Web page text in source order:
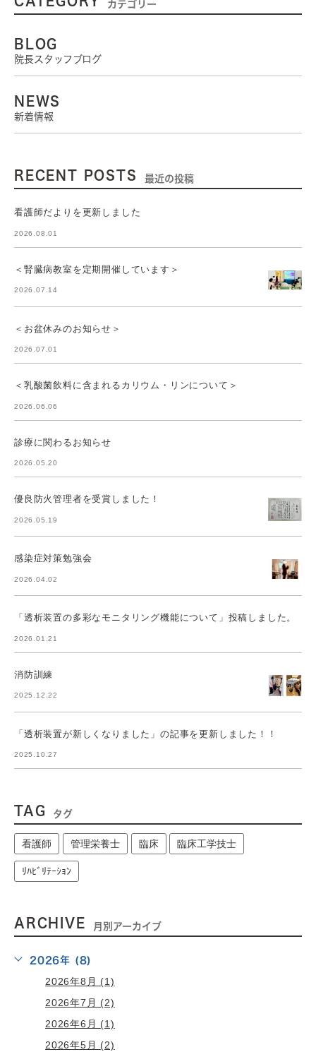
カテゴリー
BLOG
院長スタッフブログ
NEWS
新着情報
RECENT POSTS 最近の投稿
看護師だよりを更新しました
2026.08.01
＜腎臓病教室を定期開催しています＞
2026.07.14
＜お盆休みのお知らせ＞
2026.07.01
＜乳酸菌飲料に含まれるカリウム・リンについて＞
2026.06.06
診療に関わるお知らせ
2026.05.20
優良防火管理者を受賞しました！
2026.05.19
感染症対策勉強会
2026.04.02
「透析装置の多彩なモニタリング機能について」投稿しました。
2026.01.21
消防訓練
2025.12.22
「透析装置が新しくなりました」の記事を更新しました！！
2025.10.27
TAG タグ
看護師 管理栄養士 臨床 臨床工学技士
ﾘﾊﾋﾞﾘﾃｰｼｮﾝ
ARCHIVE 月別アーカイブ
2026年 (8)
2026年8月 (1)
2026年7月 (2)
2026年6月 (1)
2026年5月 (2)